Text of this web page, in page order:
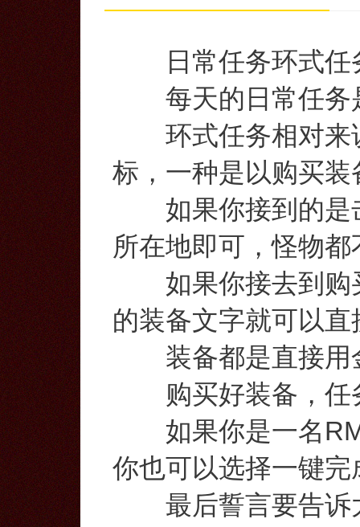
日常任务环式任
每天的日常任务
环式任务相对来
标，一种是以购买装
如果你接到的是
所在地即可，怪物
如果你接去到购
的装备文字就可以
装备都是直接用
购买好装备，任
如果你是一名
你也可以选择一键
最后誓言要告诉